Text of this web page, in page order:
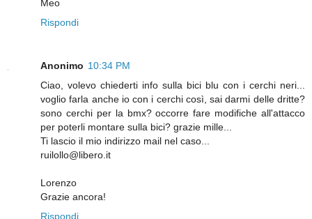
Meo
Rispondi
Anonimo 10:34 PM
Ciao, volevo chiederti info sulla bici blu con i cerchi neri...
voglio farla anche io con i cerchi così, sai darmi delle dritte?
sono cerchi per la bmx? occorre fare modifiche all'attacco
per poterli montare sulla bici? grazie mille...
Ti lascio il mio indirizzo mail nel caso...
ruilollo@libero.it
Lorenzo
Grazie ancora!
Rispondi